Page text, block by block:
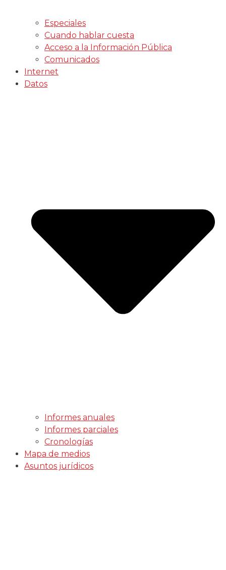
Especiales
Cuando hablar cuesta
Acceso a la Información Pública
Comunicados
Internet
Datos
Informes anuales
Informes parciales
Cronologías
Mapa de medios
Asuntos jurídicos